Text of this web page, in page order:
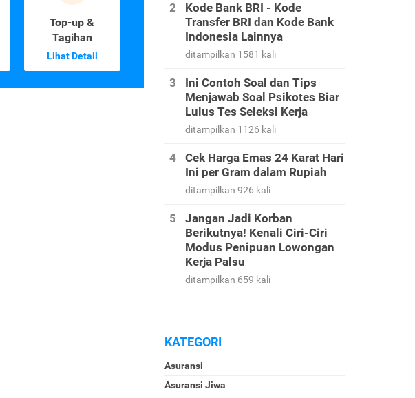
Top-up &
Tagihan
Lihat Detail
Kode Bank BRI - Kode
Transfer BRI dan Kode Bank
Indonesia Lainnya
ditampilkan 1581 kali
Ini Contoh Soal dan Tips
Menjawab Soal Psikotes Biar
Lulus Tes Seleksi Kerja
ditampilkan 1126 kali
Cek Harga Emas 24 Karat Hari
Ini per Gram dalam Rupiah
ditampilkan 926 kali
Jangan Jadi Korban
Berikutnya! Kenali Ciri-Ciri
Modus Penipuan Lowongan
Kerja Palsu
ditampilkan 659 kali
KATEGORI
Asuransi
Asuransi Jiwa